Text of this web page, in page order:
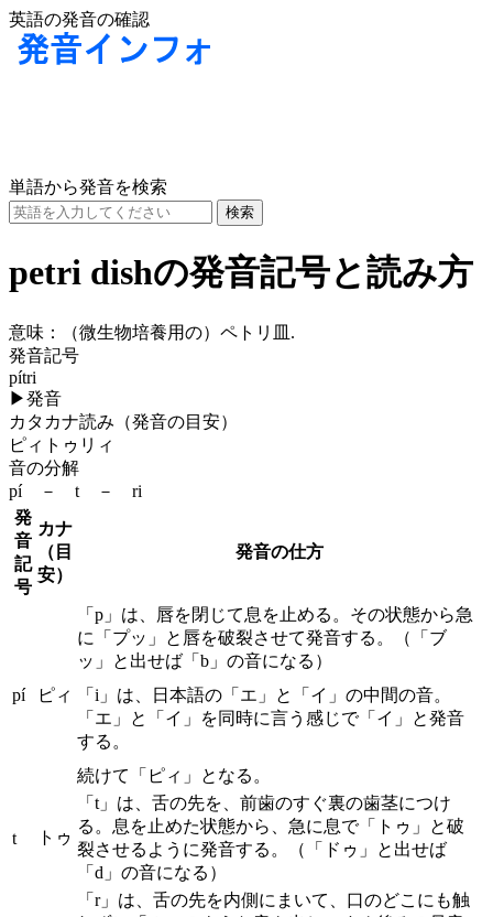
英語の発音の確認
単語から発音を検索
petri dishの発音記号と読み方
意味：
（微生物培養用の）ペトリ皿.
発音記号
pítri
▶発音
カタカナ読み（発音の目安）
ピィトゥリィ
音の分解
pí － t － ri
発
音
記
号
カナ
（目
安）
発音の仕方
pí ピィ
「p」は、唇を閉じて息を止める。その状態から急
に「プッ」と唇を破裂させて発音する。（「ブ
ッ」と出せば「b」の音になる）
「i」は、日本語の「エ」と「イ」の中間の音。
「エ」と「イ」を同時に言う感じで「イ」と発音
する。
続けて「ピィ」となる。
t トゥ
「t」は、舌の先を、前歯のすぐ裏の歯茎につけ
る。息を止めた状態から、急に息で「トゥ」と破
裂させるように発音する。（「ドゥ」と出せば
「d」の音になる）
「r」は、舌の先を内側にまいて、口のどこにも触